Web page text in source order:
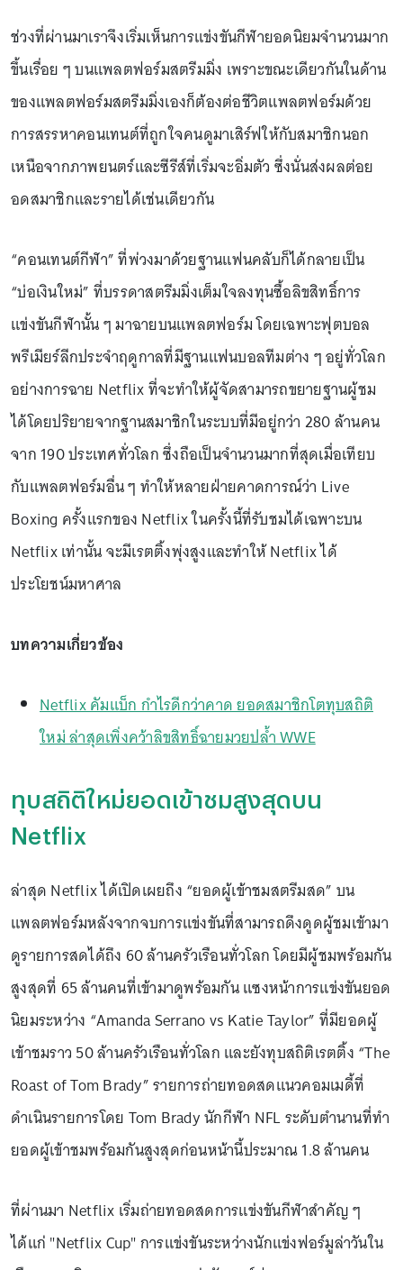
ช่วงที่ผ่านมาเราจึงเริ่มเห็นการแข่งขันกีฬายอดนิยมจำนวนมาก
ขึ้นเรื่อย ๆ บนแพลตฟอร์มสตรีมมิ่ง เพราะขณะเดียวกันในด้าน
ของแพลตฟอร์มสตรีมมิ่งเองก็ต้องต่อชีวิตแพลตฟอร์มด้วย
การสรรหาคอนเทนต์ที่ถูกใจคนดูมาเสิร์ฟให้กับสมาชิกนอก
เหนือจากภาพยนตร์และซีรีส์ที่เริ่มจะอิ่มตัว ซึ่งนั่นส่งผลต่อย
อดสมาชิกและรายได้เช่นเดียวกัน
“คอนเทนต์กีฬา” ที่พ่วงมาด้วยฐานแฟนคลับก็ได้กลายเป็น
“บ่อเงินใหม่” ที่บรรดาสตรีมมิ่งเต็มใจลงทุนซื้อลิขสิทธิ์การ
แข่งขันกีฬานั้น ๆ มาฉายบนแพลตฟอร์ม โดยเฉพาะฟุตบอล
พรีเมียร์ลีกประจำฤดูกาลที่มีฐานแฟนบอลทีมต่าง ๆ อยู่ทั่วโลก
อย่างการฉาย Netflix ที่จะทำให้ผู้จัดสามารถขยายฐานผู้ชม
ได้โดยปริยายจากฐานสมาชิกในระบบที่มีอยู่กว่า 280 ล้านคน
จาก 190 ประเทศทั่วโลก ซึ่งถือเป็นจำนวนมากที่สุดเมื่อเทียบ
กับแพลตฟอร์มอื่น ๆ ทำให้หลายฝ่ายคาดการณ์ว่า Live
Boxing ครั้งแรกของ Netflix ในครั้งนี้ที่รับชมได้เฉพาะบน
Netflix เท่านั้น จะมีเรตติ้งพุ่งสูงและทำให้ Netflix ได้
ประโยชน์มหาศาล
บทความเกี่ยวข้อง
Netflix คัมแบ็ก กำไรดีกว่าคาด ยอดสมาชิกโตทุบสถิติ
ใหม่ ล่าสุดเพิ่งคว้าลิขสิทธิ์ฉายมวยปล้ำ WWE
ทุบสถิติใหม่ยอดเข้าชมสูงสุดบน
Netflix
ล่าสุด Netflix ได้เปิดเผยถึง “ยอดผู้เข้าชมสตรีมสด” บน
แพลตฟอร์มหลังจากจบการแข่งขันที่สามารถดึงดูดผู้ชมเข้ามา
ดูรายการสดได้ถึง 60 ล้านครัวเรือนทั่วโลก โดยมีผู้ชมพร้อมกัน
สูงสุดที่ 65 ล้านคนที่เข้ามาดูพร้อมกัน แซงหน้าการแข่งขันยอด
นิยมระหว่าง “Amanda Serrano vs Katie Taylor” ที่มียอดผู้
เข้าชมราว 50 ล้านครัวเรือนทั่วโลก และยังทุบสถิติเรตติ้ง “The
Roast of Tom Brady” รายการถ่ายทอดสดแนวคอมเมดี้ที่
ดำเนินรายการโดย Tom Brady นักกีฬา NFL ระดับตำนานที่ทำ
ยอดผู้เข้าชมพร้อมกันสูงสุดก่อนหน้านี้ประมาณ 1.8 ล้านคน
ที่ผ่านมา Netflix เริ่มถ่ายทอดสดการแข่งขันกีฬาสำคัญ ๆ
ได้แก่ "Netflix Cup" การแข่งขันระหว่างนักแข่งฟอร์มูล่าวันใน